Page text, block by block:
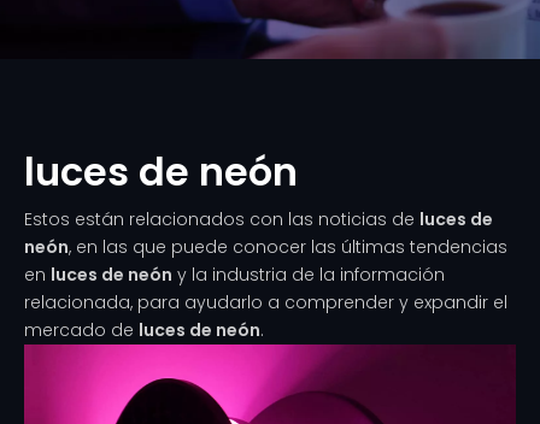
luces de neón
Estos están relacionados con las noticias de luces de
neón, en las que puede conocer las últimas tendencias
en luces de neón y la industria de la información
relacionada, para ayudarlo a comprender y expandir el
mercado de luces de neón.